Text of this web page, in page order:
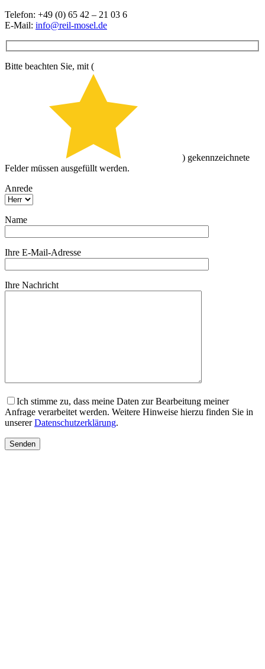
Telefon: +49 (0) 65 42 – 21 03 6
E-Mail: info@reil-mosel.de
Bitte beachten Sie, mit (
) gekennzeichnete
Felder müssen ausgefüllt werden.
Anrede
Name
Ihre E-Mail-Adresse
Ihre Nachricht
Ich stimme zu, dass meine Daten zur Bearbeitung meiner
Anfrage verarbeitet werden. Weitere Hinweise hierzu finden Sie in
unsererDatenschutzerklärung.